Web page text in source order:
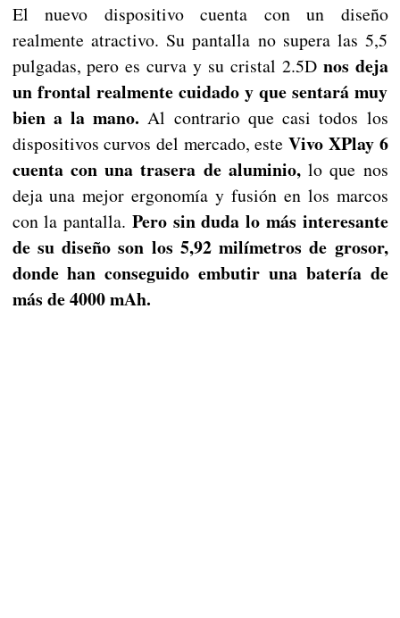
El nuevo dispositivo cuenta con un diseño
realmente atractivo. Su pantalla no supera las 5,5
pulgadas, pero es curva y su cristal 2.5Dnos deja
un frontal realmente cuidado y que sentará muy
bien a la mano. Al contrario que casi todos los
dispositivos curvos del mercado, esteVivo XPlay 6
cuenta con una trasera de aluminio,lo que nos
deja una mejor ergonomía y fusión en los marcos
con la pantalla. Pero sin duda lo más interesante
de su diseño son los 5,92 milímetros de grosor,
donde han conseguido embutir una batería de
más de 4000 mAh.